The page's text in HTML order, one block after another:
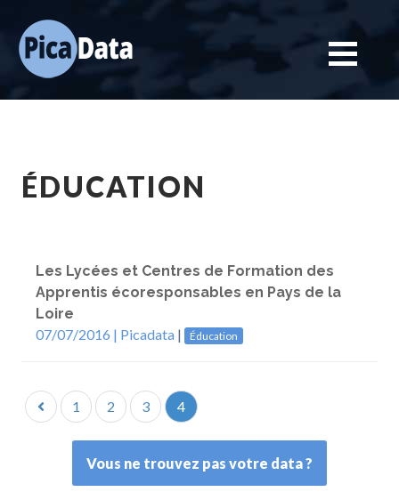
ÉDUCATION
Les Lycées et Centres de Formation des
Apprentis écoresponsables en Pays de la
Loire
07/07/2016 | Picadata | Éducation
1 2 3 4
Vous ne trouvez pas votre data ?